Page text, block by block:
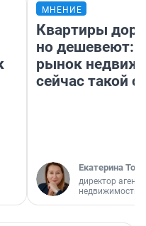
МНЕНИЕ
Квартиры
но дешевеют:
рынок
сейчас такой
Екатерина
директор
недвижимости